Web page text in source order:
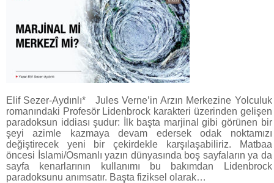
Elif Sezer-Aydınlı* Jules Verne’in Arzın Merkezine Yolculuk
romanındaki Profesör Lidenbrock karakteri üzerinden gelişen
paradoksun iddiası şudur: İlk başta marjinal gibi görünen bir
şeyi azimle kazmaya devam edersek odak noktamızı
değiştirecek yeni bir çekirdekle karşılaşabiliriz. Matbaa
öncesi İslami/Osmanlı yazın dünyasında boş sayfaların ya da
sayfa kenarlarının kullanımı bu bakımdan Lidenbrock
paradoksunu anımsatır. Başta fiziksel olarak…